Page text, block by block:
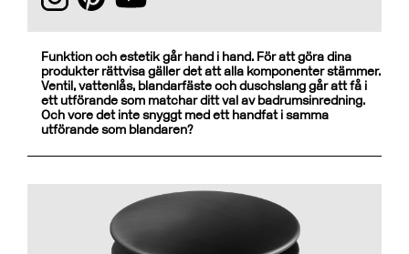
Funktion och estetik går hand i hand. För att göra dina
produkter rättvisa gäller det att alla komponenter stämmer.
Ventil, vattenlås, blandarfäste och duschslang går att få i
ett utförande som matchar ditt val av badrumsinredning.
Och vore det inte snyggt med ett handfat i samma
utförande som blandaren?